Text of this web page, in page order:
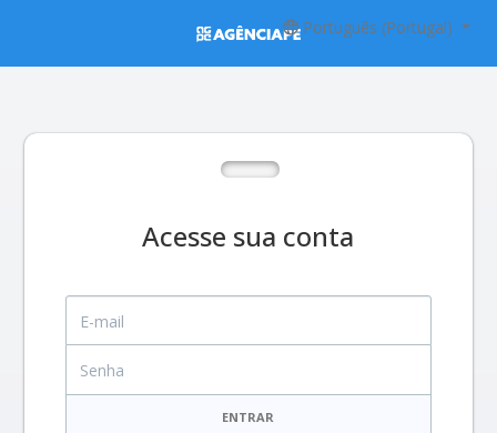
Português (Portugal)
Acesse sua conta
E-mail
ENTRAR